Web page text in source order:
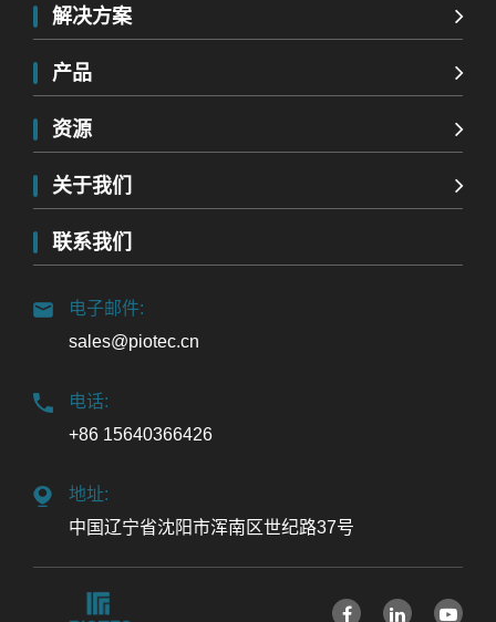
解决方案
产品
资源
关于我们
联系我们
电子邮件:
sales@piotec.cn
电话:
+86 15640366426
地址:
中国辽宁省沈阳市浑南区世纪路37号